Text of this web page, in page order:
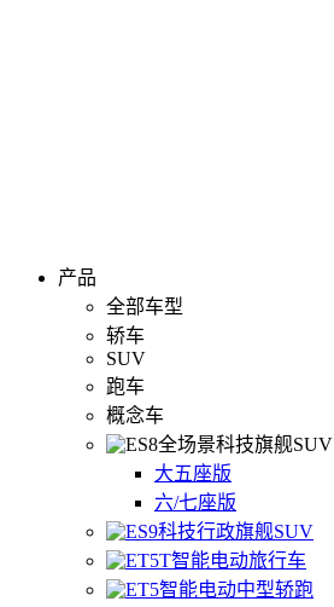
产品
全部车型
轿车
SUV
跑车
概念车
全场景科技旗舰SUV
大五座版
六/七座版
科技行政旗舰SUV
智能电动旅行车
智能电动中型轿跑